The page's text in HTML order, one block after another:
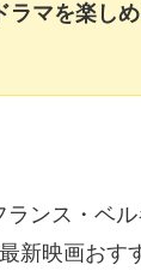
マを楽し
ンス・ベ
新映画おす